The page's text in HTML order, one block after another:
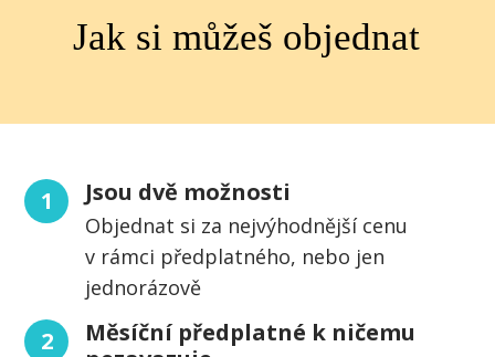
Jak si můžeš objednat
1 Jsou dvě možnosti
Objednat si za nejvýhodnější cenu
v rámci předplatného, nebo jen
jednorázově
2
Měsíční předplatné k ničemu